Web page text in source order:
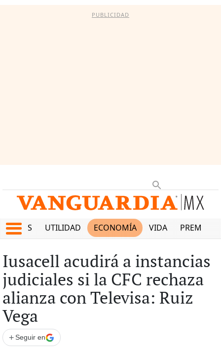
PUBLICIDAD
UTILIDAD ECONOMÍA VIDA PREMIUM
Iusacell acudirá a instancias
judiciales si la CFC rechaza
alianza con Televisa: Ruiz
Vega
+ Seguir en